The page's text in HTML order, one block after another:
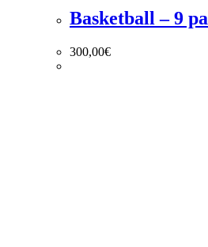
Basketball – 9
300,00€